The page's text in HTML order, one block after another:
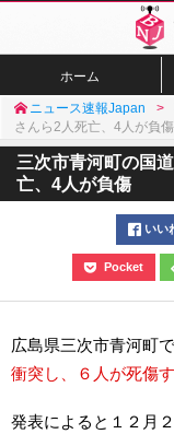
ホーム
ニュース速報Japan
さんら2人死亡、4人が負傷
三次市青河町の国
亡、4人が負傷
いい
Pocket
広島県三次市青河町
衝突し、６人が死傷
発表によると１２月